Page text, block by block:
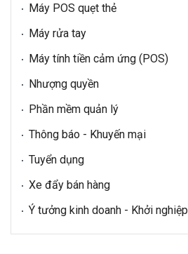
Máy POS quẹt thẻ
Máy rửa tay
Máy tính tiền cảm ứng (POS)
Nhượng quyền
Phần mềm quản lý
Thông báo - Khuyến mại
Tuyển dụng
Xe đẩy bán hàng
Ý tưởng kinh doanh - Khởi nghiệp